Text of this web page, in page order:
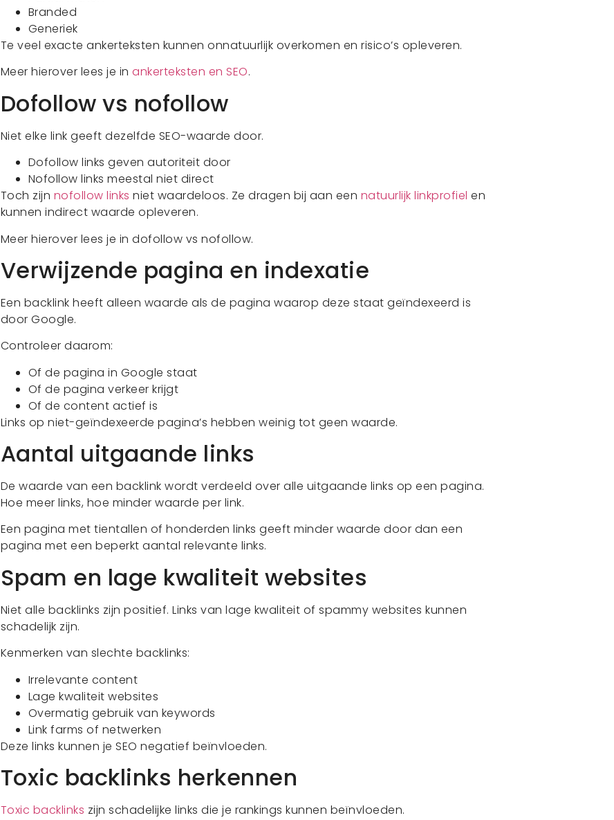
Branded
Generiek
Te veel exacte ankerteksten kunnen onnatuurlijk overkomen en risico’s opleveren.
Meer hierover lees je inankerteksten en SEO.
Dofollow vs nofollow
Niet elke link geeft dezelfde SEO-waarde door.
Dofollow links geven autoriteit door
Nofollow links meestal niet direct
Toch zijn nofollow links niet waardeloos. Ze dragen bij aan een natuurlijk linkprofiel en
kunnen indirect waarde opleveren.
Meer hierover lees je in dofollow vs nofollow.
Verwijzende pagina en indexatie
Een backlink heeft alleen waarde als de pagina waarop deze staat geïndexeerd is
door Google.
Controleer daarom:
Of de pagina in Google staat
Of de pagina verkeer krijgt
Of de content actief is
Links op niet-geïndexeerde pagina’s hebben weinig tot geen waarde.
Aantal uitgaande links
De waarde van een backlink wordt verdeeld over alle uitgaande links op een pagina.
Hoe meer links, hoe minder waarde per link.
Een pagina met tientallen of honderden links geeft minder waarde door dan een
pagina met een beperkt aantal relevante links.
Spam en lage kwaliteit websites
Niet alle backlinks zijn positief. Links van lage kwaliteit of spammy websites kunnen
schadelijk zijn.
Kenmerken van slechte backlinks:
Irrelevante content
Lage kwaliteit websites
Overmatig gebruik van keywords
Link farms of netwerken
Deze links kunnen je SEO negatief beïnvloeden.
Toxic backlinks herkennen
Toxic backlinks zijn schadelijke links die je rankings kunnen beïnvloeden.